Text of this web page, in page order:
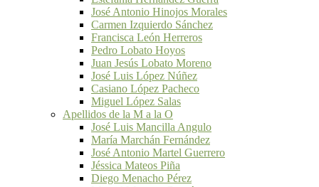
José Antonio Hinojos Morales
Carmen Izquierdo Sánchez
Francisca León Herreros
Pedro Lobato Hoyos
Juan Jesús Lobato Moreno
José Luis López Núñez
Casiano López Pacheco
Miguel López Salas
Apellidos de la M a la O
José Luis Mancilla Angulo
María Marchán Fernández
José Antonio Martel Guerrero
Jéssica Mateos Piña
Diego Menacho Pérez